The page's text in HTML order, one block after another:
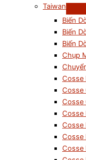
Taiwan
Biến
Biến
Biến
Chụp
Cosse
Cosse
Cosse
Cosse
Cosse
Cosse
Cosse